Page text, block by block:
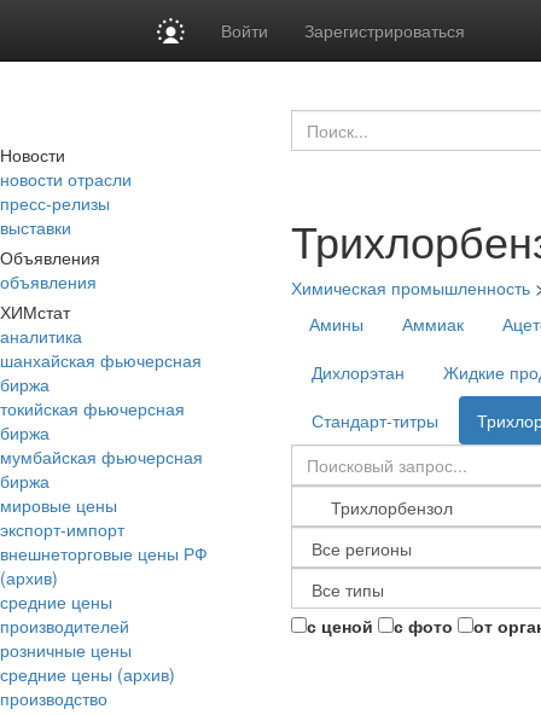
Войти Зарегистрироваться
Новости
новости отрасли
пресс-релизы
выставки
Объявления
объявления
ХИМстат
аналитика
шанхайская фьючерсная
биржа
токийская фьючерсная
биржа
мумбайская фьючерсная
биржа
мировые цены
экспорт-импорт
внешнеторговые цены РФ
(архив)
средние цены
производителей
розничные цены
средние цены (архив)
производство
Химическая промышленность
Амины
Аммиак
Дихлорэтан
Жидкие
Стандарт-титры
с ценой с фото от